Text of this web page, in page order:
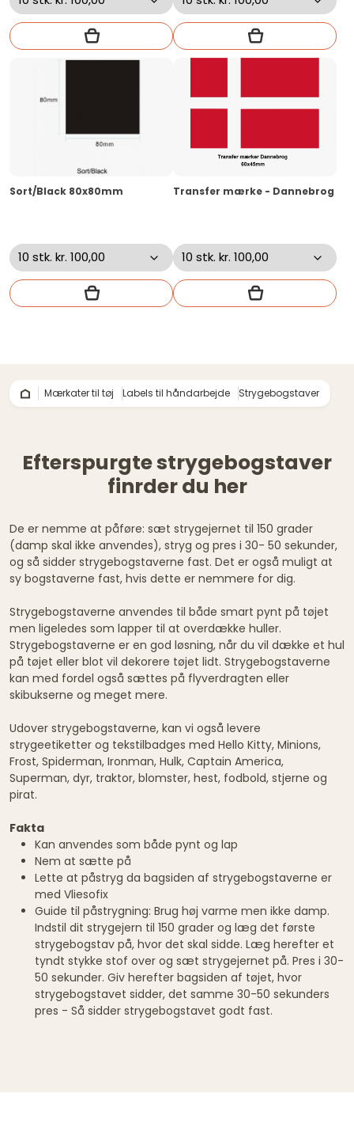
Sort/Black 80x80mm Transfer mærke - Dannebrog
Mærkater til tøj Labels til håndarbejde Strygebogstaver
Efterspurgte strygebogstaver
finrder du her
De er nemme at påføre: sæt strygejernet til 150 grader
(damp skal ikke anvendes), stryg og pres i 30- 50 sekunder,
og så sidder strygebogstaverne fast. Det er også muligt at
sy bogstaverne fast, hvis dette er nemmere for dig.
Strygebogstaverne anvendes til både smart pynt på tøjet
men ligeledes som lapper til at overdække huller.
Strygebogstaverne er en god løsning, når du vil dække et hul
på tøjet eller blot vil dekorere tøjet lidt. Strygebogstaverne
kan med fordel også sættes på flyverdragten eller
skibukserne og meget mere.
Udover strygebogstaverne, kan vi også levere
strygeetiketter og tekstilbadges med Hello Kitty, Minions,
Frost, Spiderman, Ironman, Hulk, Captain America,
Superman, dyr, traktor, blomster, hest, fodbold, stjerne og
pirat.
Fakta
Kan anvendes som både pynt og lap
Nem at sætte på
Lette at påstryg da bagsiden af strygebogstaverne er
med Vliesofix
Guide til påstrygning: Brug høj varme men ikke damp.
Indstil dit strygejern til 150 grader og læg det første
strygebogstav på, hvor det skal sidde. Læg herefter et
tyndt stykke stof over og sæt strygejernet på. Pres i 30-
50 sekunder. Giv herefter bagsiden af tøjet, hvor
strygebogstavet sidder, det samme 30-50 sekunders
pres - Så sidder strygebogstavet godt fast.